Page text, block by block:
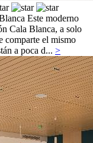
Este moderno
Cala Blanca, a solo
comparte el mismo
a poca d... >